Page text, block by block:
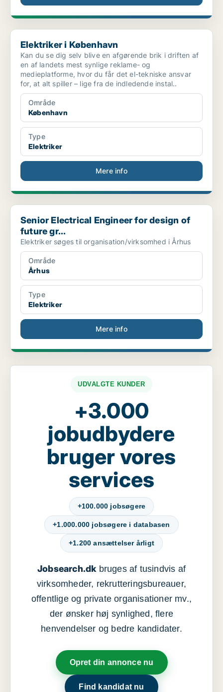
Elektriker i København
Elektriker i København
Kan du se dig selv blive en afgørende brik i driften af
en af landets mest synlige reklame- og
medieplatforme, hvor du får det el-tekniske ansvar
for, at alt spiller – lige fra de indledende instal..
Område
København
Type
Elektriker
Mere info
Senior Electrical Engineer for design of future gr...
Senior Electrical Engineer for design of
future gr...
Elektriker søges til organisation/virksomhed i Århus
Område
Århus
Type
Elektriker
Mere info
UDVALGTE KUNDER
+3.000
jobudbydere
bruger vores
services
+100.000 jobsøgere
+1.000.000 jobsøgere i databasen
+1.200 ansættelser årligt
Jobsearch.dkbruges af tusindvis af
virksomheder, rekrutteringsbureauer,
offentlige og private organisationer mv.,
der ønsker høj synlighed, flere
henvendelser og bedre kandidater.
Opret din annonce nu
Find kandidat nu